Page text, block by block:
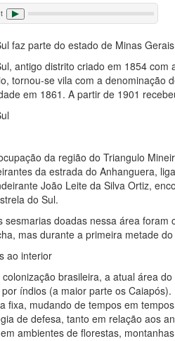
faz parte do estado de Minas
antigo distrito criado em 1854
tornou-se vila com a denominação
em 1861. A partir de 1901
da região do Triangulo
da estrada do Anhanguera,
João Leite da Silva Ortiz,
do Sul.
sesmarias doadas nessa área
mas durante a primeira metade
ao interior
brasileira, a atual área
índios (a maior parte os
fixa, mudando de tempos em
de defesa, tanto em relação aos
ambientes de florestas,